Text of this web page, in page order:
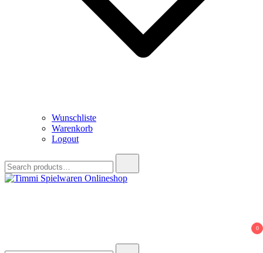
Wunschliste
Warenkorb
Logout
for:
0